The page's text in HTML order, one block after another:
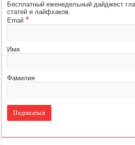
Бесплатный еженедельный дайджест
статей и лайфхаков.
Email*
Имя
Фамилия